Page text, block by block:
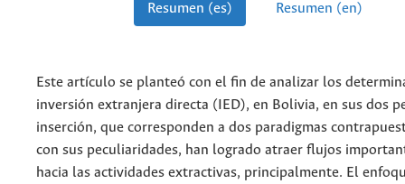
Resumen (es) Resumen (en)
Este artículo se planteó con el fin de analizar los
inversión extranjera directa (IED), en Bolivia, en sus dos
inserción, que corresponden a dos paradigmas
con sus peculiaridades, han logrado atraer flujos
hacia las actividades extractivas, principalmente. El